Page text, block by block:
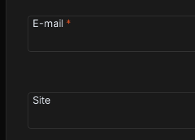
E-mail *
Site